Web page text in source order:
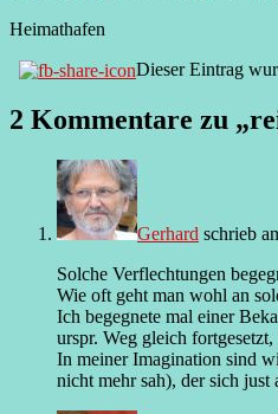
Heimathafen
Dieser Eintrag
2 Kommentare zu „
Gerhard schrieb
Solche Verflechtungen
Wie oft geht man wohl an
Ich begegnete mal einer
urspr. Weg gleich
In meiner Imagination sind
nicht mehr sah), der sich just